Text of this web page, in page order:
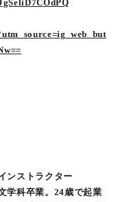
ンストラクター
学科卒業。24歳で起業